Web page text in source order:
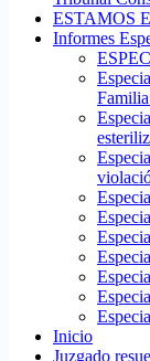
ESTAMOS
Informes
Inicio
Juzgado